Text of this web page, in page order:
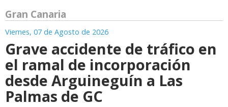
Gran Canaria
Viernes, 07 de Agosto de 2026
Grave accidente de tráfico en
el ramal de incorporación
desde Arguineguín a Las
Palmas de GC